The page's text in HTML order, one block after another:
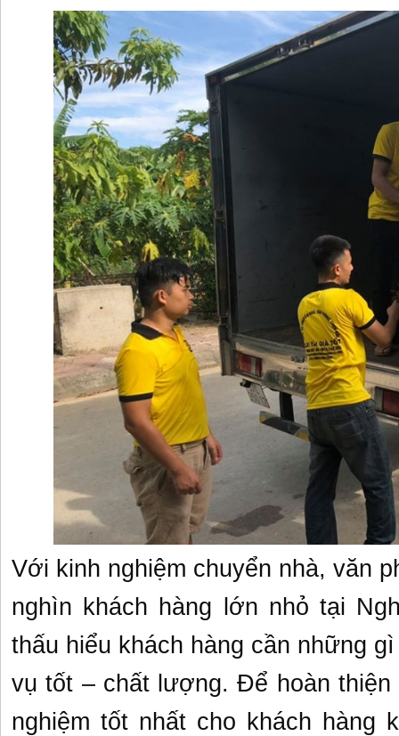
Với kinh nghiệm chuyển nhà, văn
nghìn khách hàng lớn nhỏ tại
thấu hiểu khách hàng cần những
vụ tốt – chất lượng. Để hoàn
nghiệm tốt nhất cho khách hàng